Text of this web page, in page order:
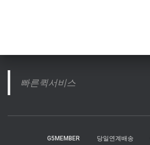
빠른퀵서비스
G5MEMBER 당일연계배송